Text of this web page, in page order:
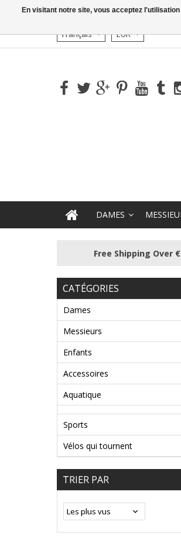
Français EUR
DAMES
Free Shipping Over
CATÉGORIES
Dames
Messieurs
Enfants
Accessoires
Aquatique
Sports
Vélos qui tournent
TRIER PAR
En visitant notre site, vous acceptez